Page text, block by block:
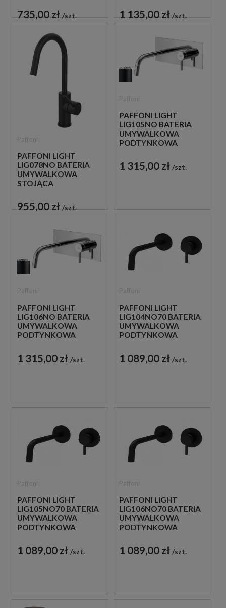
CHROM
735,00 zł szt.
CZARNA
1 135,00 zł szt.
PAFFONI LIGHT
LIG078NO BATERIA
UMYWALKOWA
STOJĄCA
CZARNA
955,00 zł szt.
PAFFONI LIGHT
LIG105NO BATERIA
UMYWALKOWA
PODTYNKOWA
CZARNA
1 315,00 zł szt.
PAFFONI LIGHT
LIG106NO BATERIA
UMYWALKOWA
PODTYNKOWA
CZARNA
1 315,00 zł szt.
PAFFONI LIGHT
LIG104NO70 BATERIA
UMYWALKOWA
PODTYNKOWA
CZARNA
1 089,00 zł szt.
PAFFONI LIGHT
LIG105NO70 BATERIA
UMYWALKOWA
PODTYNKOWA
CZARNA
1 089,00 zł szt.
PAFFONI LIGHT
LIG106NO70 BATERIA
UMYWALKOWA
PODTYNKOWA
CZARNA
1 089,00 zł szt.